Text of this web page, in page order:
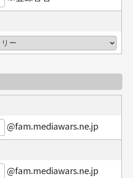
@fam.mediawars.ne.jp
@fam.mediawars.ne.jp